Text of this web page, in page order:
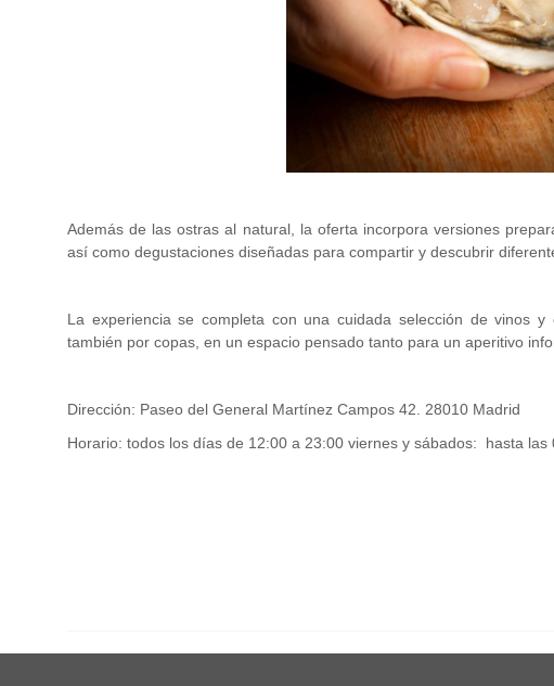
Además de las ostras al natural, la oferta incorpora versiones
así como degustaciones diseñadas para compartir y descubrir
La experiencia se completa con una cuidada selección de vinos y
también por copas, en un espacio pensado tanto para un aperitivo
Dirección: Paseo del General Martínez Campos 42. 28010 Madrid
Horario: todos los días de 12:00 a 23:00 viernes y sábados: hasta las